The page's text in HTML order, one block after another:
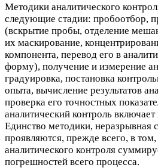
Методики аналитического
следующие стадии: пробоотбор,
(вскрытие пробы, отделение
их маскирование,
компонента, перевод его в
форму), получение и измерение
градуировка, постановка
опыта, вычисление результатов
проверка его точностных
аналитический контроль
Единство методики, неразрывная
проявляются, прежде всего, в
аналитического контроля
погрешностей всего процесса.